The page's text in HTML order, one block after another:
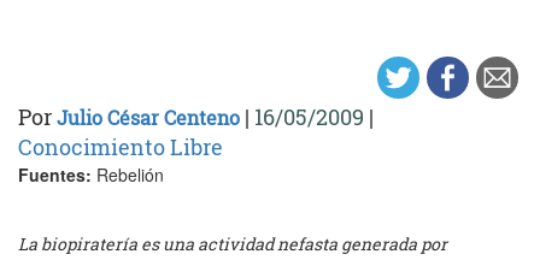
PorJulio César Centeno | 16/05/2009 |
Conocimiento Libre
Fuentes: Rebelión
La biopiratería es una actividad nefasta generada por